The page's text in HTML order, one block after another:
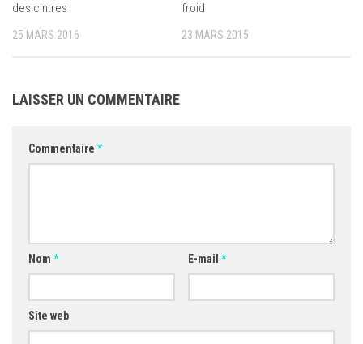
des cintres
25 MARS 2016
froid
23 MARS 2015
LAISSER UN COMMENTAIRE
Commentaire *
Nom * E-mail *
Site web